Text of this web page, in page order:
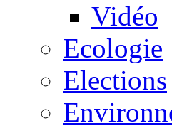
Vidéo
Ecologie
Elections